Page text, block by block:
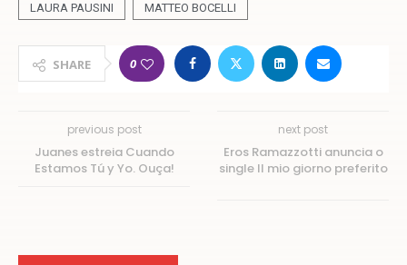
LAURA PAUSINI MATTEO BOCELLI
SHARE 0
previous post
Juanes estreia Cuando
Estamos Tú y Yo. Ouça!
next post
Eros Ramazzotti anuncia o
single Il mio giorno preferito